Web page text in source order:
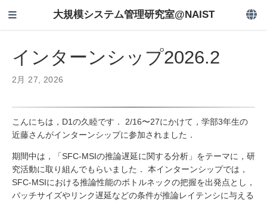
大規模システム管理研究室@NAIST
インターンシップ2026.2
2月 27, 2026
こんにちは，D1の久睦です． 2/16〜27にかけて，学部3年生の
近藤さんがインターンシップに参加されました．
期間中は，「SFC-MSIの推論遅延に関する分析」をテーマに，研
究活動に取り組んでもらいました． 本インターンシップでは，
SFC-MSIにおける推論性能のボトルネックの把握を出発点とし，
バッチサイズやリンク遅延などの条件が推論レイテンシに与える